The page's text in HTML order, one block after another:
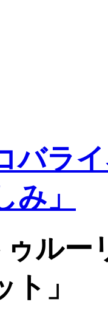
バラ
み」
ルー
ト」